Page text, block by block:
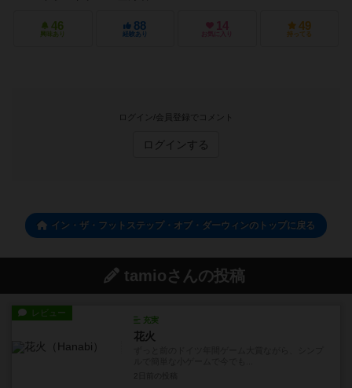
46
興味あり
88
経験あり
14
お気に入り
49
持ってる
ログイン/会員登録でコメント
ログインする
イン・ザ・フットステップ・オブ・ダーウィンのトップに戻る
tamioさんの投稿
レビュー
充実
花火